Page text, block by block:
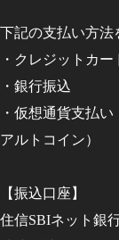
下記の支払い方法
・クレジットカー
・銀行振込
・仮想通貨支払
アルトコイン）
【振込口座】
住信SBIネット銀